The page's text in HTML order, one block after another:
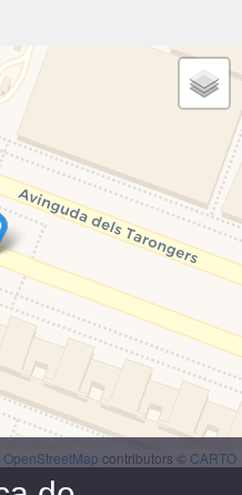
un impacte molt gran en la
un impacte molt gran en la
a doctrina jurisprudencial
que va emetre la Universitat
de les pandèmies en els
OpenStreetMap contributors © CARTO